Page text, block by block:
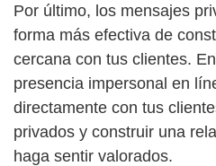
Por último, los mensajes
forma más efectiva de
cercana con tus clientes.
presencia impersonal en
directamente con tus
privados y construir una
haga sentir valorados.